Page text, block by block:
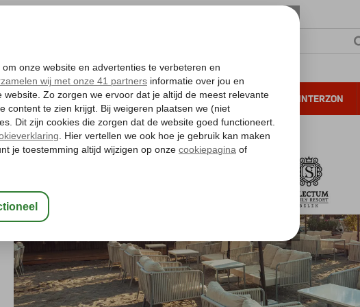
ZONVAKANTIE VERRE REIZEN ALL INCLUSIVE WINTERZON
Gratis annuleren*